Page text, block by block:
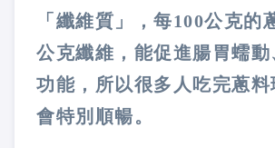
「纖維質」，每100公克的
公克纖維，能促進腸胃蠕
功能，所以很多人吃完蔥
會特別順暢。